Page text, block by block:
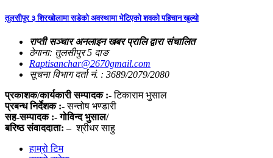
तुलसीपुर ३ शिरखोलामा सडेको अवस्थामा भेटिएको शवको पहिचान खुल्यो
राप्ती सञ्चार अनलाइन खबर प्रालि द्वारा संचालित
ठेगाना: तुलसीपुर 5 दाङ
Raptisanchar@2670gmail.com
सूचना विभाग दर्ता नं. : 3689/2079/2080
प्रकाशक/कार्यकारी सम्पादक :-टिकाराम भुसाल
प्रबन्ध निर्देशक :-सन्तोष भण्डारी
सह-सम्पादक :- गोविन्द भुसाल/
बरिष्ठ संवाददाता: – श्रीधर साहु
हाम्रो टिम